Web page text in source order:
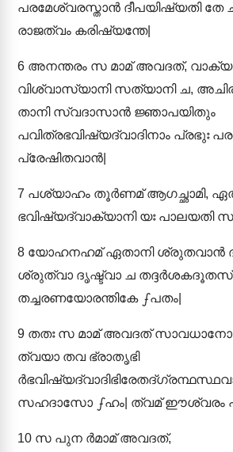
പരമേശ്വരസ്താൻ ദീപയിഷ്യതി തേ
രാജത്വം കരിഷ്യന്തേ|
6 അനന്തരം സ മാമ് അവദത്,
വിശ്വാസ്യാനി സത്യാനി ച,
താനി സ്വദാസാൻ ജ്ഞാപയിതും
പവിത്രഭവിഷ്യദ്വാദിനാം പ്രഭുഃ
പ്രേഷിതവാൻ|
7 പശ്യാഹം തൂർണമ് ആഗച്ഛാമി,
ഭവിഷ്യദ്വാക്യാനി യഃ പാലയതി
8 യോഹനഹമ് ഏതാനി ശ്രുതവാൻ
ശ്രുത്വാ ദൃഷ്ട്വാ ച
തച്ചരണയോരന്തികേ ഽപതം|
9 തതഃ സ മാമ് അവദത്
ത്വയാ തവ ഭ്രാതൃഭി
സഹദാസോ ഽഹം| ത്വമ് ഈശ്വരം
10 സ പുന ർമാമ് അവദത്,